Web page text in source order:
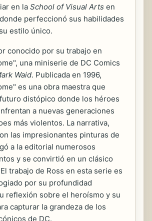
en la School of Visual Arts en
perfeccionó sus habilidades
estilo único.
conocido por su trabajo en
una miniserie de DC Comics
Waid. Publicada en 1996,
es una obra maestra que
distópico donde los héroes
a nuevas generaciones
más violentos. La narrativa,
las impresionantes pinturas de
a la editorial numerosos
y se convirtió en un clásico
trabajo de Ross en esta serie es
por su profundidad
reflexión sobre el heroísmo y su
capturar la grandeza de los
de DC.